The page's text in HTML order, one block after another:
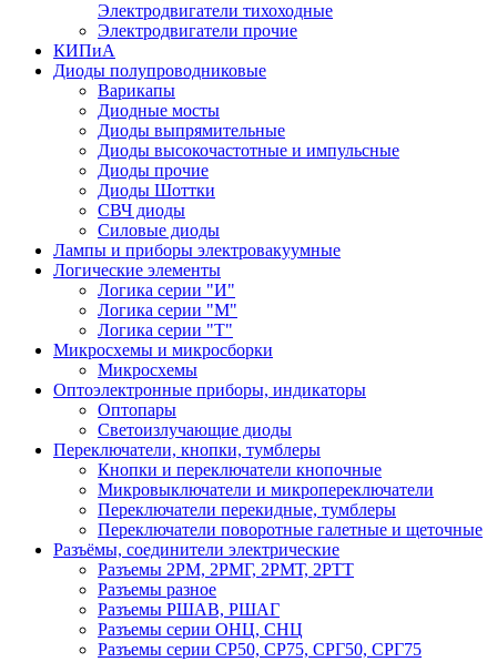
Электродвигатели тихоходные
Электродвигатели прочие
КИПиА
Диоды полупроводниковые
Варикапы
Диодные мосты
Диоды выпрямительные
Диоды высокочастотные и импульсные
Диоды прочие
Диоды Шоттки
СВЧ диоды
Силовые диоды
Лампы и приборы электровакуумные
Логические элементы
Логика серии "И"
Логика серии "М"
Логика серии "Т"
Микросхемы и микросборки
Микросхемы
Оптоэлектронные приборы, индикаторы
Оптопары
Светоизлучающие диоды
Переключатели, кнопки, тумблеры
Кнопки и переключатели кнопочные
Микровыключатели и микропереключатели
Переключатели перекидные, тумблеры
Переключатели поворотные галетные и щеточные
Разъёмы, соединители электрические
Разъемы 2РМ, 2РМГ, 2РМТ, 2РТТ
Разъемы разное
Разъемы РШАВ, РШАГ
Разъемы серии ОНЦ, СНЦ
Разъемы серии СР50, СР75, СРГ50, СРГ75